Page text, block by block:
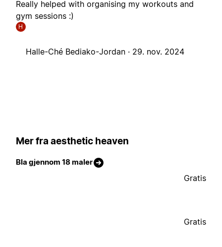
Really helped with organising my workouts and
gym sessions :)
H
Halle-Ché Bediako-Jordan · 29. nov. 2024
Mer fra aesthetic heaven
Bla gjennom 18 maler
Gratis
Gratis